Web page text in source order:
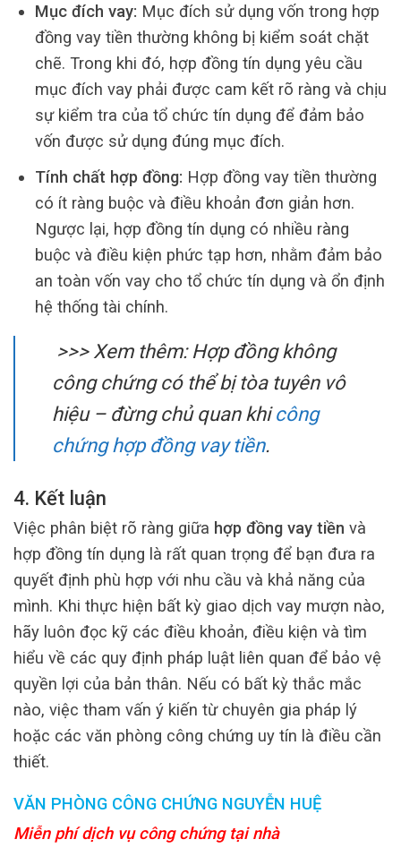
Mục đích vay: Mục đích sử dụng vốn trong hợp
đồng vay tiền thường không bị kiểm soát chặt
chẽ. Trong khi đó, hợp đồng tín dụng yêu cầu
mục đích vay phải được cam kết rõ ràng và chịu
sự kiểm tra của tổ chức tín dụng để đảm bảo
vốn được sử dụng đúng mục đích.
Tính chất hợp đồng: Hợp đồng vay tiền thường
có ít ràng buộc và điều khoản đơn giản hơn.
Ngược lại, hợp đồng tín dụng có nhiều ràng
buộc và điều kiện phức tạp hơn, nhằm đảm bảo
an toàn vốn vay cho tổ chức tín dụng và ổn định
hệ thống tài chính.
>>> Xem thêm: Hợp đồng không
công chứng có thể bị tòa tuyên vô
hiệu – đừng chủ quan khicông
chứng hợp đồng vay tiền.
4. Kết luận
Việc phân biệt rõ ràng giữa hợp đồng vay tiền và
hợp đồng tín dụng là rất quan trọng để bạn đưa ra
quyết định phù hợp với nhu cầu và khả năng của
mình. Khi thực hiện bất kỳ giao dịch vay mượn nào,
hãy luôn đọc kỹ các điều khoản, điều kiện và tìm
hiểu về các quy định pháp luật liên quan để bảo vệ
quyền lợi của bản thân. Nếu có bất kỳ thắc mắc
nào, việc tham vấn ý kiến từ chuyên gia pháp lý
hoặc các văn phòng công chứng uy tín là điều cần
thiết.
VĂN PHÒNG CÔNG CHỨNG NGUYỄN HUỆ
Miễn phí dịch vụ công chứng tại nhà